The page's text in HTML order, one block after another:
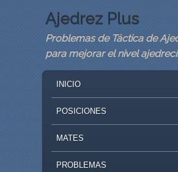
Ajedrez Plus
Problemas de Táctica de
para mejorar el nivel
SKIP TO PRIMARY CONTENT
SKIP TO SECONDARY
INICIO
POSICIONES
MATES
PROBLEMAS